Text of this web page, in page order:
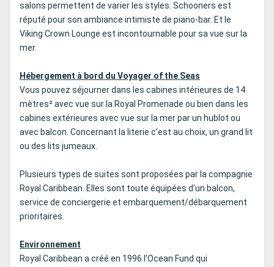
salons permettent de varier les styles. Schooners est
réputé pour son ambiance intimiste de piano-bar. Et le
Viking Crown Lounge est incontournable pour sa vue sur la
mer.
Hébergement à bord du Voyager of the Seas
Vous pouvez séjourner dans les cabines intérieures de 14
mètres² avec vue sur la Royal Promenade ou bien dans les
cabines extérieures avec vue sur la mer par un hublot ou
avec balcon. Concernant la literie c’est au choix, un grand lit
ou des lits jumeaux.
Plusieurs types de suites sont proposées par la compagnie
Royal Caribbean. Elles sont toute équipées d’un balcon,
service de conciergerie et embarquement/débarquement
prioritaires.
Environnement
Royal Caribbean a créé en 1996 l’Ocean Fund qui